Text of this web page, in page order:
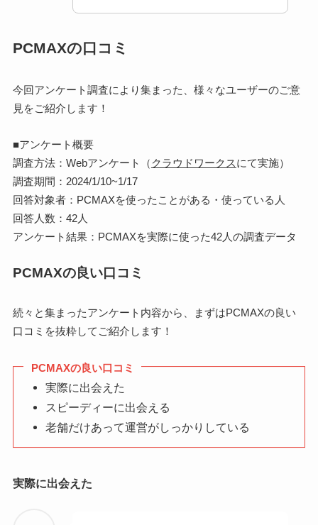
PCMAXの口コミ
今回アンケート調査により集まった、様々なユーザーのご意
見をご紹介します！
■アンケート概要
調査方法：Webアンケート（ クラウドワークスにて実施）
調査期間：2024/1/10~1/17
回答対象者：PCMAXを使ったことがある・使っている人
回答人数：42人
アンケート結果：PCMAXを実際に使った42人の調査データ
PCMAXの良い口コミ
続々と集まったアンケート内容から、まずはPCMAXの良い
口コミを抜粋してご紹介します！
PCMAXの良い口コミ
実際に出会えた
スピーディーに出会える
老舗だけあって運営がしっかりしている
実際に出会えた